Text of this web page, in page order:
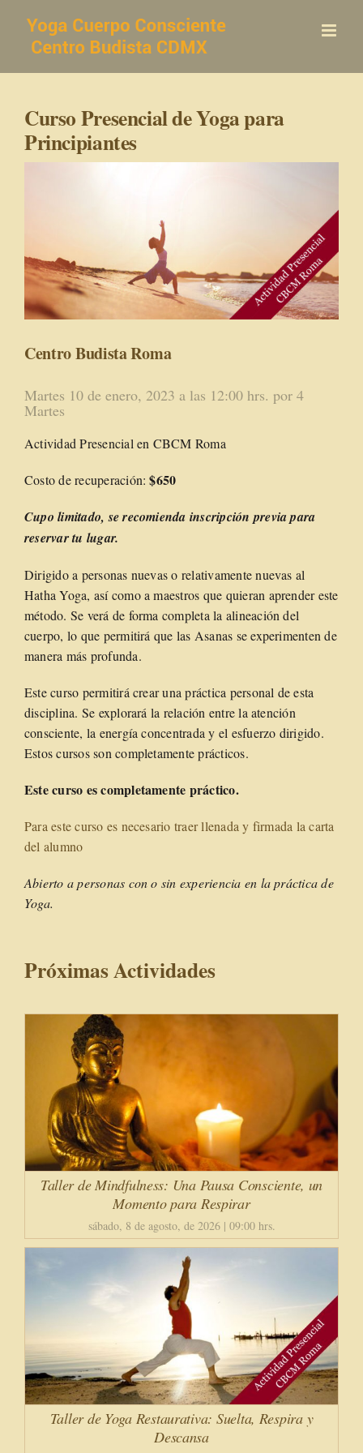
contenido
Curso Presencial de Yoga para
Principiantes
Centro Budista Roma
Martes 10 de enero, 2023 a las 12:00 hrs. por 4
Martes
Actividad Presencial en CBCM Roma
Costo de recuperación: $650
Cupo limitado, se recomienda inscripción previa para
reservar tu lugar.
Dirigido a personas nuevas o relativamente nuevas al
Hatha Yoga, así como a maestros que quieran aprender este
método. Se verá de forma completa la alineación del
cuerpo, lo que permitirá que las Asanas se experimenten de
manera más profunda.
Este curso permitirá crear una práctica personal de esta
disciplina. Se explorará la relación entre la atención
consciente, la energía concentrada y el esfuerzo dirigido.
Estos cursos son completamente prácticos.
Este curso es completamente práctico.
Para este curso es necesario traer llenada y firmada la carta
del alumno
Abierto a personas con o sin experiencia en la práctica de
Yoga.
Próximas Actividades
Taller de Mindfulness: Una Pausa Consciente, un
Momento para Respirar
sábado, 8 de agosto, de 2026 | 09:00 hrs.
Taller de Yoga Restaurativa: Suelta, Respira y
Descansa